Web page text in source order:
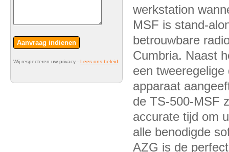
werkstation
MSF is stand-
betrouwbare
Cumbria. Naast
een
apparaat
de TS-500-MSF
accurate tijd om
alle benodigde
AZG is de
Aanvraag indienen
Wij respecteren uw privacy - Lees ons beleid